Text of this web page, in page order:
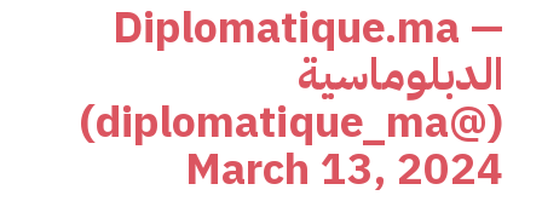
— Diplomatique.ma
الدبلوماسية
(@diplomatique_ma)
March 13, 2024